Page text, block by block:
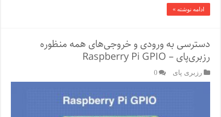
ادامه نوشته »
دسترسی به ورودی و خروجی‌های همه منظوره
رزبری‌پای – Raspberry Pi GPIO
رزبری پای 0